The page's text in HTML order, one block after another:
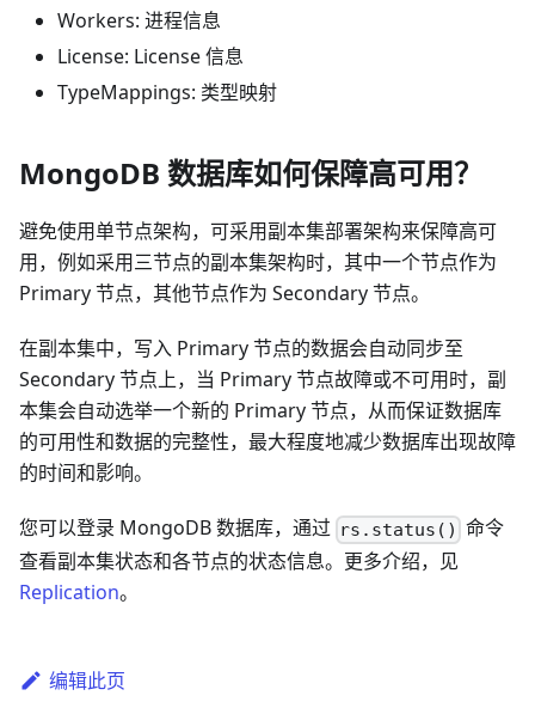
Workers: 进程信息
License: License 信息
TypeMappings: 类型映射
MongoDB 数据库如何保障高可用？
避免使用单节点架构，可采用副本集部署架构来保障高可
用，例如采用三节点的副本集架构时，其中一个节点作为
Primary 节点，其他节点作为 Secondary 节点。
在副本集中，写入 Primary 节点的数据会自动同步至
Secondary 节点上，当 Primary 节点故障或不可用时，副
本集会自动选举一个新的 Primary 节点，从而保证数据库
的可用性和数据的完整性，最大程度地减少数据库出现故障
的时间和影响。
您可以登录 MongoDB 数据库，通过 rs.status() 命令
查看副本集状态和各节点的状态信息。更多介绍，见
Replication。
编辑此页